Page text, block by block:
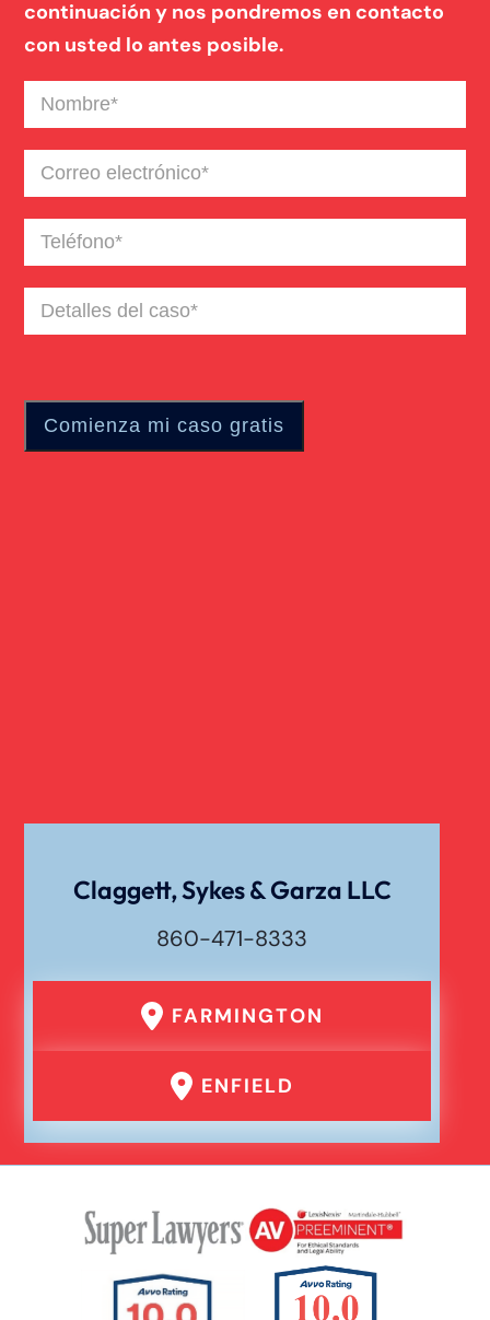
continuación y nos pondremos en contacto
con usted lo antes posible.
Nombre(Required)
Correo
electrónico(Required)
Teléfono(Required)
Detalles
del
Claggett, Sykes & Garza LLC
860-471-8333
FARMINGTON
ENFIELD